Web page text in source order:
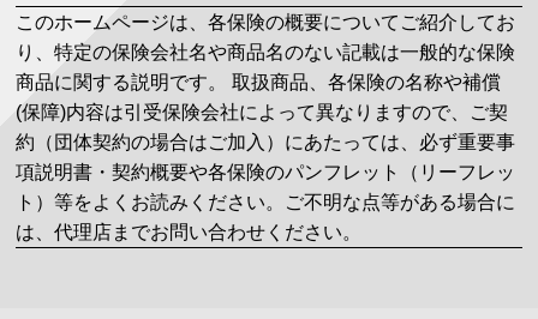
このホームページは、各保険の概要についてご紹介してお
り、特定の保険会社名や商品名のない記載は一般的な保険
商品に関する説明です。 取扱商品、各保険の名称や補償
(保障)内容は引受保険会社によって異なりますので、ご契
約（団体契約の場合はご加入）にあたっては、必ず重要事
項説明書・契約概要や各保険のパンフレット（リーフレッ
ト）等をよくお読みください。ご不明な点等がある場合に
は、代理店までお問い合わせください。